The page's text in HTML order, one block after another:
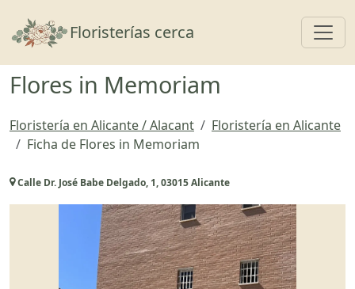
Floristerías cerca
Flores in Memoriam
Floristería en Alicante / Alacant
Floristería en Alicante
Ficha de Flores in Memoriam
Calle Dr. José Babe Delgado, 1, 03015 Alicante